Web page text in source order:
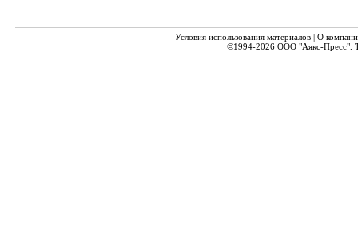
Условия использования материалов| О
©1994-2026 ООО "Аякс-Пресс".